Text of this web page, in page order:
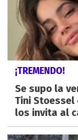
¡TREMENDO!
Se supo la
Tini Stoessel
los invita al